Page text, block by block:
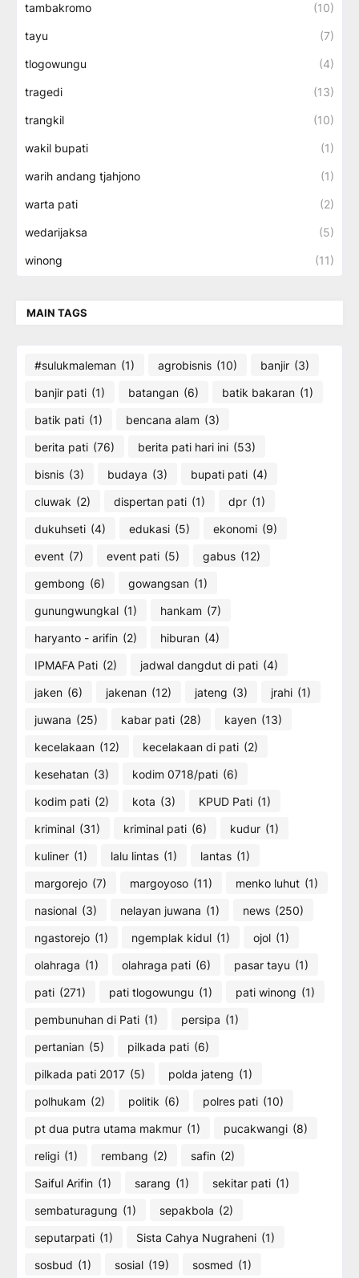
tambakromo (10)
tayu (7)
tlogowungu (4)
tragedi (13)
trangkil (10)
wakil bupati (1)
warih andang tjahjono (1)
warta pati (2)
wedarijaksa (5)
winong (11)
MAIN TAGS
#sulukmaleman (1) agrobisnis (10) banjir (3)
banjir pati (1) batangan (6) batik bakaran (1)
batik pati (1) bencana alam (3)
berita pati (76) berita pati hari ini (53)
bisnis (3) budaya (3) bupati pati (4)
cluwak (2) dispertan pati (1) dpr (1)
dukuhseti (4) edukasi (5) ekonomi (9)
event (7) event pati (5) gabus (12)
gembong (6) gowangsan (1)
gunungwungkal (1) hankam (7)
haryanto - arifin (2) hiburan (4)
IPMAFA Pati (2) jadwal dangdut di pati (4)
jaken (6) jakenan (12) jateng (3) jrahi (1)
juwana (25) kabar pati (28) kayen (13)
kecelakaan (12) kecelakaan di pati (2)
kesehatan (3) kodim 0718/pati (6)
kodim pati (2) kota (3) KPUD Pati (1)
kriminal (31) kriminal pati (6) kudur (1)
kuliner (1) lalu lintas (1) lantas (1)
margorejo (7) margoyoso (11) menko luhut (1)
nasional (3) nelayan juwana (1) news (250)
ngastorejo (1) ngemplak kidul (1) ojol (1)
olahraga (1) olahraga pati (6) pasar tayu (1)
pati (271) pati tlogowungu (1) pati winong (1)
pembunuhan di Pati (1) persipa (1)
pertanian (5) pilkada pati (6)
pilkada pati 2017 (5) polda jateng (1)
polhukam (2) politik (6) polres pati (10)
pt dua putra utama makmur (1) pucakwangi (8)
religi (1) rembang (2) safin (2)
Saiful Arifin (1) sarang (1) sekitar pati (1)
sembaturagung (1) sepakbola (2)
seputarpati (1) Sista Cahya Nugraheni (1)
sosbud (1) sosial (19) sosmed (1)